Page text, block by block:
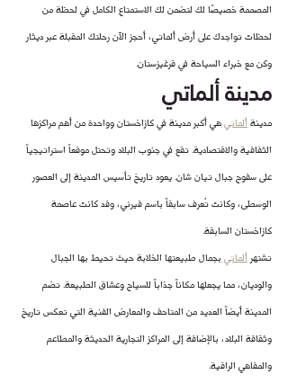
المصممة خصيصًا لك لتضمن لك الاستمتاع الكامل في لحظة من
لحظات تواجدك على أرض ألماتي، أحجز الآن رحلتك المقبلة عبر ديثار
وكن مع خبراء السياحة في قرغيزستان.
مدينة ألماتي
مدينة ألماتي هي أكبر مدينة في كازاخستان وواحدة من أهم مراكزها
الثقافية والاقتصادية. تقع في جنوب البلاد وتحتل موقعاً استراتيجياً
على سفوح جبال تيان شان. يعود تاريخ تأسيس المدينة إلى العصور
الوسطى، وكانت تُعرف سابقاً باسم فيرني، وقد كانت عاصمة
كازاخستان السابقة.
تشتهر ألماتي بجمال طبيعتها الخلابة حيث تحيط بها الجبال
والوديان، مما يجعلها مكاناً جذاباً للسياح وعشاق الطبيعة. تضم
المدينة أيضاً العديد من المتاحف والمعارض الفنية التي تعكس تاريخ
وثقافة البلاد، بالإضافة إلى المراكز التجارية الحديثة والمطاعم
والمقاهي الراقية.